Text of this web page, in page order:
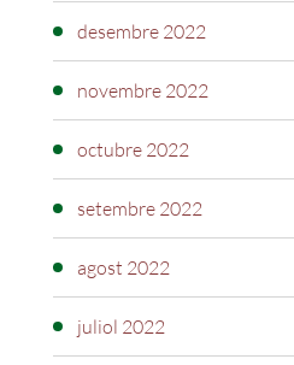
desembre 2022
novembre 2022
octubre 2022
setembre 2022
agost 2022
juliol 2022